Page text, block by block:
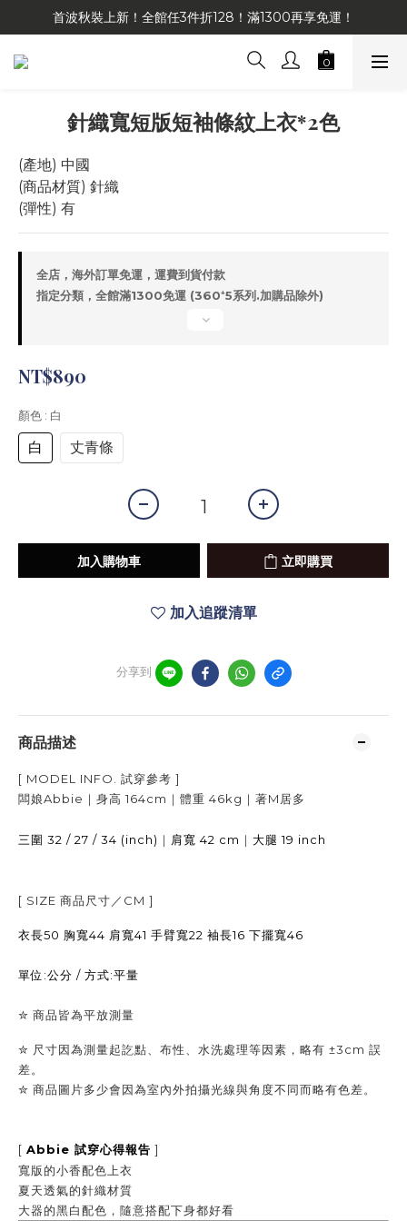
首波秋裝上新！全館任3件折128！滿1300再享免運！
針織寬短版短袖條紋上衣*2色
(產地) 中國
(商品材質) 針織
(彈性) 有
全店，海外訂單免運，運費到貨付款
指定分類，全館滿1300免運 (360⁺5系列.加購品除外)
NT$890
顏色 : 白
白 丈青條
加入購物車 立即購買
加入追蹤清單
分享到
商品描述
[ MODEL INFO. 試穿參考 ]
闆娘Abbie｜身高 164cm ｜體重 46kg ｜著M居多
三圍 32 / 27 / 34 (inch) ｜ 肩寬 42 cm ｜ 大腿 19 inch
[ SIZE 商品尺寸／ CM ]
衣長50 胸寬44 肩寬41 手臂寬22 袖長16 下擺寬46
單位:公分 / 方式:平量
✮ 商品皆為平放測量
✮ 尺寸因為測量起訖點、布性、水洗處理等因素，略有 ±3cm 誤
差。
✮ 商品圖片多少會因為室內外拍攝光線與角度不同而略有色差。
[ Abbie 試穿心得報告 ]
寬版的小香配色上衣
夏天透氣的針織材質
大器的黑白配色，隨意搭配下身都好看